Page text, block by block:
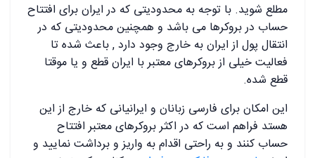
مطلع شوید. با توجه به محدودیتی که در ایران برای افتتاح
حساب در بروکرها می باشد و همچنین محدودیتی که در
انتقال پول از ایران به خارج وجود دارد , باعث شده تا
فعالیت خیلی از بروکرهای معتبر با ایران قطع و یا موقتا
قطع شده.
این امکان برای فارسی زبانان و ایرانیانی که خارج از این
هستد فراهم است که در اکثر بروکرهای معتبر افتتاح
حساب کنند و به راحتی اقدام به واریز و برداشت نمایید و